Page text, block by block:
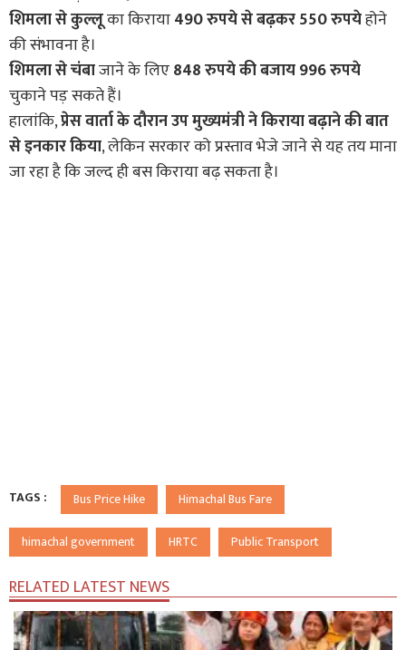
शिमला से कुल्लूका किराया490 रुपये से बढ़कर 550 रुपयेहोने
की संभावना है।
शिमला से चंबाजाने के लिए848 रुपये की बजाय 996 रुपये
चुकाने पड़ सकते हैं।
हालांकि,प्रेस वार्ता के दौरान उप मुख्यमंत्री ने किराया बढ़ाने की बात
से इनकार किया, लेकिन सरकार को प्रस्ताव भेजे जाने से यह तय माना
जा रहा है कि जल्द ही बस किराया बढ़ सकता है।
TAGS : Bus Price Hike Himachal Bus Fare
himachal government HRTC Public Transport
RELATED LATEST NEWS